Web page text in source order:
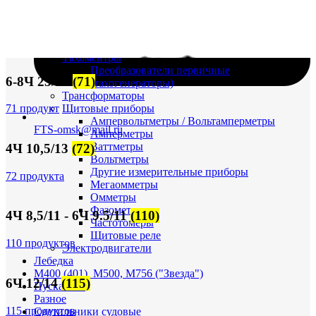
FTS-omsk@mail.ru
Тахоментры
Преобразователи первичные
(тахогенераторы)
Трансформаторы
Щитовые приборы
Ампервольтметры / Вольтамперметры
Амперметры
Ваттметры
Вольтметры
Другие измерительные приборы
Мегаомметры
Омметры
Фазометры
Частотомеры
Щитовые реле
Электродвигатели
Лебедка
М400 (401), М500, М756 ("Звезда")
Пускатели
Разное
Светильники судовые
6-8Ч 23/30 (71)
71 продукт
4Ч 10,5/13 (72)
72 продукта
4Ч 8,5/11 - 6Ч 9.5/11(110)
110 продуктов
6Ч 12/14(115)
115 продуктов